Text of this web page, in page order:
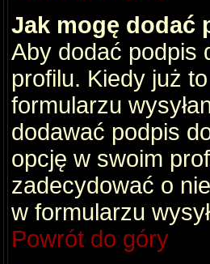
Jak mogę dodać
Aby dodać podpis
profilu. Kiedy już
formularzu
dodawać podpis
opcję w swoim
zadecydować o
w formularzu
Powrót do góry